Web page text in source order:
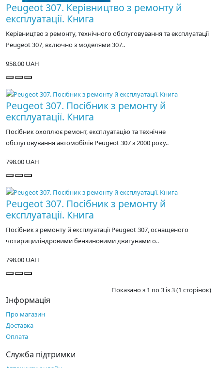
Peugeot 307. Керівництво з ремонту й
експлуатації. Книга
Керівництво з ремонту, технічного обслуговування та експлуатації
Peugeot 307, включно з моделями 307..
958.00 UAH
Peugeot 307. Посібник з ремонту й
експлуатації. Книга
Посібник охоплює ремонт, експлуатацію та технічне
обслуговування автомобілів Peugeot 307 з 2000 року..
798.00 UAH
Peugeot 307. Посібник з ремонту й
експлуатації. Книга
Посібник з ремонту й експлуатації Peugeot 307, оснащеного
чотирициліндровими бензиновими двигунами о..
798.00 UAH
Показано з 1 по 3 із 3 (1 сторінок)
Інформація
Про магазин
Доставка
Оплата
Служба підтримки